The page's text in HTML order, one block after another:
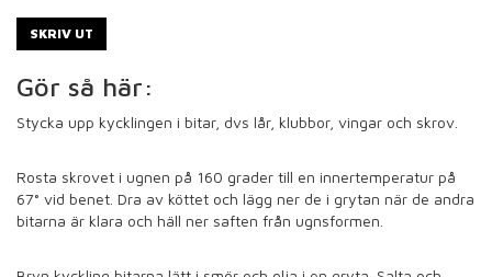
SKRIV UT
Gör så här:
Stycka upp kycklingen i bitar, dvs lår, klubbor, vingar och skrov.
Rosta skrovet i ugnen på 160 grader till en innertemperatur på
67° vid benet. Dra av köttet och lägg ner de i grytan när de andra
bitarna är klara och häll ner saften från ugnsformen.